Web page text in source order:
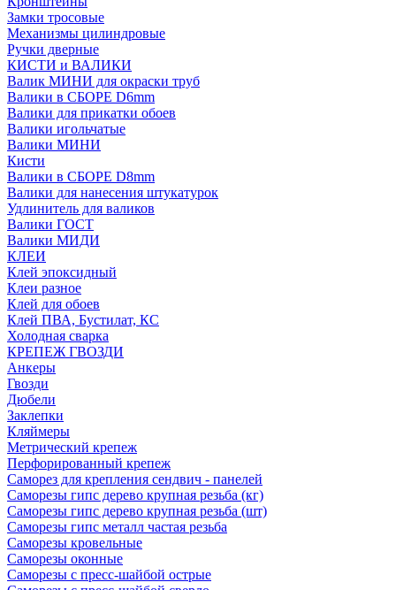
Замки тросовые
Механизмы цилиндровые
Ручки дверные
КИСТИ и ВАЛИКИ
Валик МИНИ для окраски труб
Валики в СБОРЕ D6mm
Валики для прикатки обоев
Валики игольчатые
Валики МИНИ
Кисти
Валики в СБОРЕ D8mm
Валики для нанесения штукатурок
Удлинитель для валиков
Валики ГОСТ
Валики МИДИ
КЛЕИ
Клей эпоксидный
Клеи разное
Клей для обоев
Клей ПВА, Бустилат, КС
Холодная сварка
КРЕПЕЖ ГВОЗДИ
Анкеры
Гвозди
Дюбели
Заклепки
Кляймеры
Метрический крепеж
Перфорированный крепеж
Саморез для крепления сендвич - панелей
Саморезы гипс дерево крупная резьба (кг)
Саморезы гипс дерево крупная резьба (шт)
Саморезы гипс металл частая резьба
Саморезы кровельные
Саморезы оконные
Саморезы с пресс-шайбой острые